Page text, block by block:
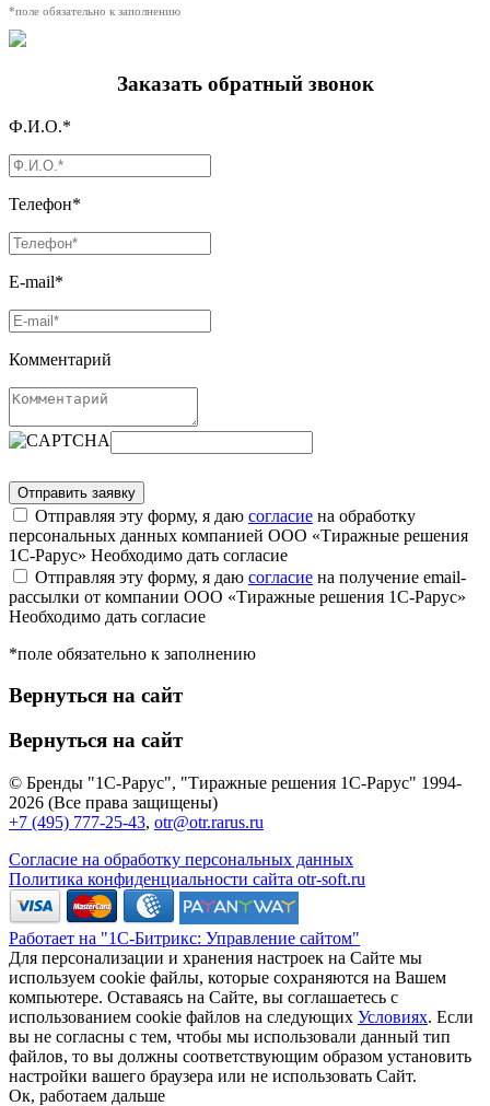
*поле обязательно к заполнению
Заказать обратный звонок
Ф.И.О.*
Телефон*
E-mail*
Комментарий
Отправляя эту форму, я даю согласие на обработку
персональных данных компанией ООО «Тиражные решения
1С-Рарус» Необходимо дать согласие
Отправляя эту форму, я даю согласие на получение email-
рассылки от компании ООО «Тиражные решения 1С-Рарус»
Необходимо дать согласие
*поле обязательно к заполнению
Вернуться на сайт
Вернуться на сайт
© Бренды "1С-Рарус", "Тиражные решения 1С-Рарус" 1994-
2026 (Все права защищены)
+7 (495) 777-25-43, otr@otr.rarus.ru
Согласие на обработку персональных данных
Политика конфиденциальности сайта otr-soft.ru
Работает на "1С-Битрикс: Управление сайтом"
Для персонализации и хранения настроек на Сайте мы
используем cookie файлы, которые сохраняются на Вашем
компьютере. Оставаясь на Сайте, вы соглашаетесь с
использованием cookie файлов на следующих Условиях. Если
вы не согласны с тем, чтобы мы использовали данный тип
файлов, то вы должны соответствующим образом установить
настройки вашего браузера или не использовать Сайт.
Ок, работаем дальше